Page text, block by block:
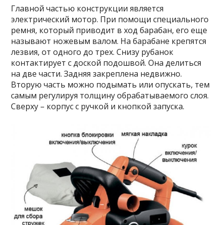
Главной частью конструкции является
электрический мотор. При помощи специального
ремня, который приводит в ход барабан, его еще
называют ножевым валом. На барабане крепятся
лезвия, от одного до трех. Снизу рубанок
контактирует с доской подошвой. Она делиться
на две части. Задняя закреплена недвижно.
Вторую часть можно подымать или опускать, тем
самым регулируя толщину обрабатываемого слоя.
Сверху – корпус с ручкой и кнопкой запуска.